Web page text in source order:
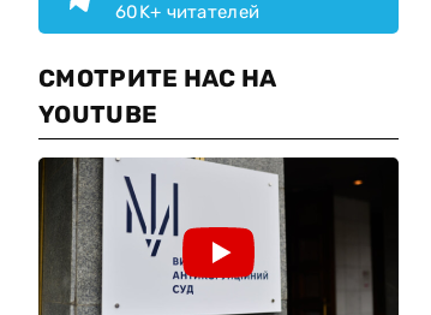
60K+ читателей
СМОТРИТЕ НАС НА
YOUTUBE